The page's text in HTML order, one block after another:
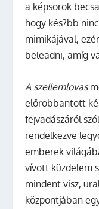
a képsorok
hogy kés?bb
mimikájával,
beleadni, amíg
A szellemlovas
előrobbantott
fejvadászáról
rendelkezve
emberek
vívott küzdelem
mindent visz,
központjában